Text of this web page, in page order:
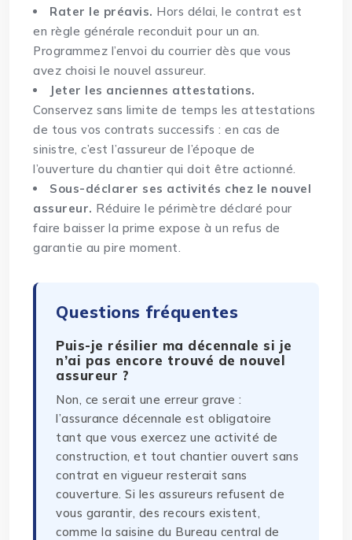
Rater le préavis. Hors délai, le contrat est
en règle générale reconduit pour un an.
Programmez l’envoi du courrier dès que vous
avez choisi le nouvel assureur.
Jeter les anciennes attestations.
Conservez sans limite de temps les attestations
de tous vos contrats successifs : en cas de
sinistre, c’est l’assureur de l’époque de
l’ouverture du chantier qui doit être actionné.
Sous-déclarer ses activités chez le nouvel
assureur. Réduire le périmètre déclaré pour
faire baisser la prime expose à un refus de
garantie au pire moment.
Questions fréquentes
Puis-je résilier ma décennale si je
n’ai pas encore trouvé de nouvel
assureur ?
Non, ce serait une erreur grave :
l’assurance décennale est obligatoire
tant que vous exercez une activité de
construction, et tout chantier ouvert sans
contrat en vigueur resterait sans
couverture. Si les assureurs refusent de
vous garantir, des recours existent,
comme la saisine du Bureau central de